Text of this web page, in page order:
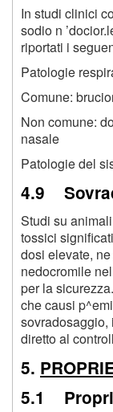
In studi clinici
sodio n
riportati i
Patologie
Comune:
Non comune:
nasale
Patologie del
4.9
Studi su
tossici
dosi elevate,
nedocromile
per la
che causi
sovradosaggio,
diretto al
5.
5.1